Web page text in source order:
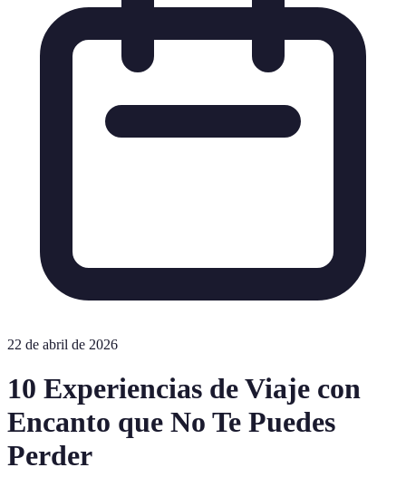
22 de abril de 2026
10 Experiencias de Viaje con
Encanto que No Te Puedes
Perder